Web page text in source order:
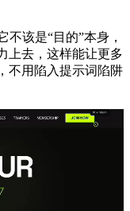
该是“目的”本身，
上去，这样能让更多
不用陷入提示词陷阱